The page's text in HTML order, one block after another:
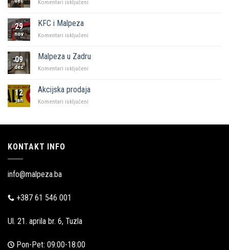
Komentari isključeni
29
nov
KFC i Malpeza
Komentari isključeni
Malpeza
09
dec
Malpeza u Zadru
Komentari isključeni
Zadru
12
jan
Akcijska prodaja
Komentari isključeni
KONTAKT INFO
info@malpeza.ba
+387 61 546 001
Ul. 21. aprila br. 6, Tuzla
Pon-Pet: 09:00-18:00